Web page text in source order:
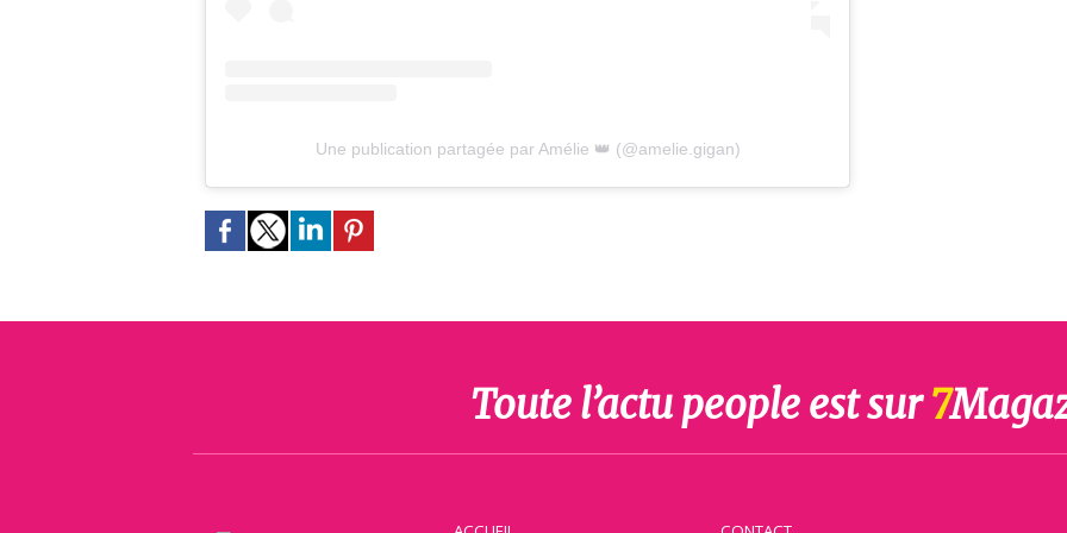
Une publication partagée par Amélie 👑 (@amelie.gigan)
Toute l’actu people est sur7